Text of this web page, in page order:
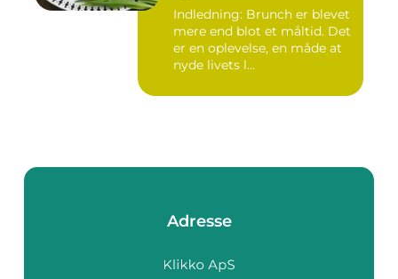
Indledning: Brunch er blevet
mere end blot et måltid. Det
er en oplevelse, en måde at
nyde livets l...
Adresse